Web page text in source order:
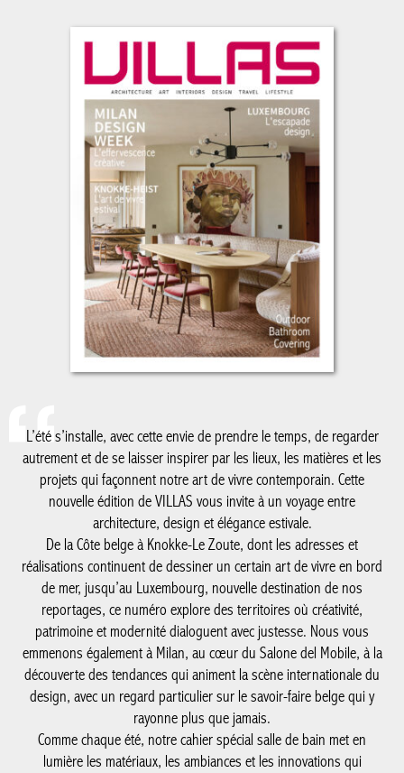
L’été s’installe, avec cette envie de prendre le temps, de regarder
autrement et de se laisser inspirer par les lieux, les matières et les
projets qui façonnent notre art de vivre contemporain. Cette
nouvelle édition de VILLAS vous invite à un voyage entre
architecture, design et élégance estivale.
De la Côte belge à Knokke-Le Zoute, dont les adresses et
réalisations continuent de dessiner un certain art de vivre en bord
de mer, jusqu’au Luxembourg, nouvelle destination de nos
reportages, ce numéro explore des territoires où créativité,
patrimoine et modernité dialoguent avec justesse. Nous vous
emmenons également à Milan, au cœur du Salone del Mobile, à la
découverte des tendances qui animent la scène internationale du
design, avec un regard particulier sur le savoir-faire belge qui y
rayonne plus que jamais.
Comme chaque été, notre cahier spécial salle de bain met en
lumière les matériaux, les ambiances et les innovations qui